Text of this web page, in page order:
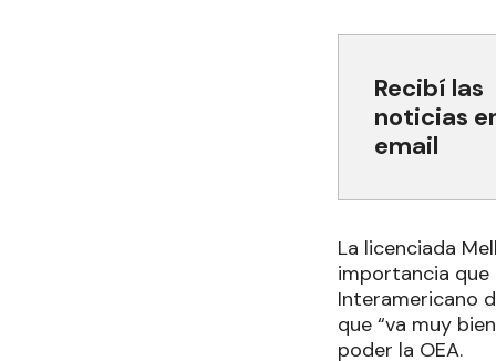
Recibí las
noticias
email
La licenciada
importancia que
Interamericano
que “va muy
poder la OEA.